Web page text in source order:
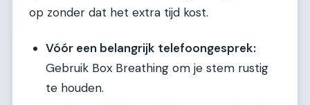
op zonder dat het extra tijd kost.
Vóór een belangrijk telefoongesprek:
Gebruik Box Breathing om je stem rustig
te houden.